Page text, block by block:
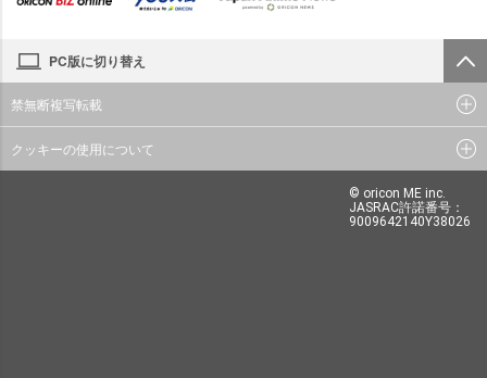
PC版に切り替え
禁無断複写転載
クッキーの使用について
© oricon ME inc.
JASRAC許諾番号：
9009642140Y38026